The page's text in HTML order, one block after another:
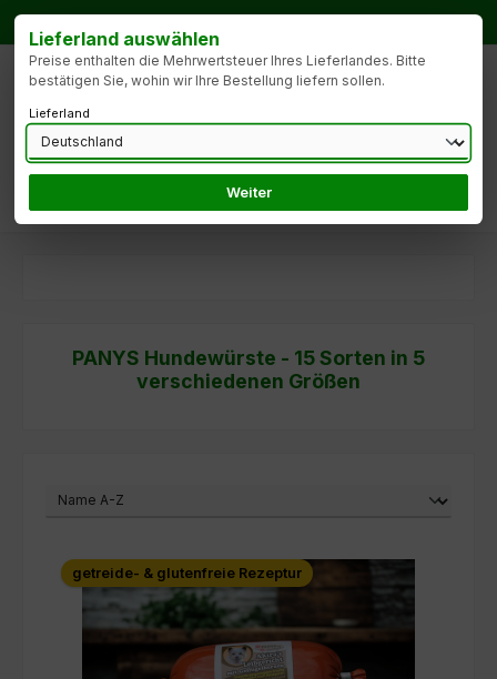
Zum Hauptinhalt springen
PANYS Hundewürste - 15 Sorten in 5
verschiedenen Größen
getreide- & glutenfreie Rezeptur
Lieferland auswählen
Preise enthalten die Mehrwertsteuer Ihres Lieferlandes. Bitte
bestätigen Sie, wohin wir Ihre Bestellung liefern sollen.
Lieferland
Weiter